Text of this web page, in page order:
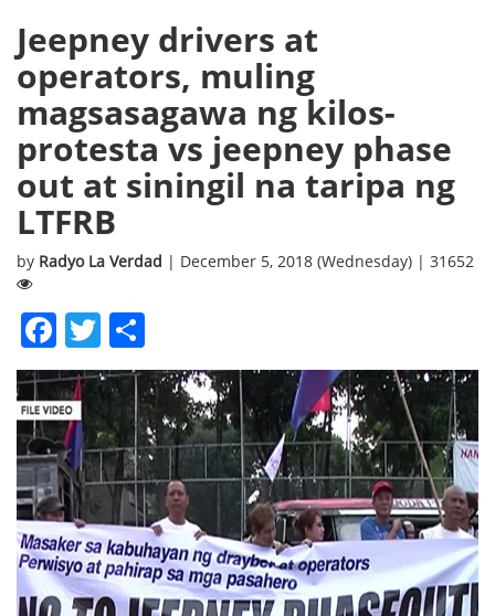
Jeepney drivers at
operators, muling
magsasagawa ng kilos-
protesta vs jeepney phase
out at siningil na taripa ng
LTFRB
by Radyo La Verdad | December 5, 2018 (Wednesday) | 31652
Facebook
Twitter